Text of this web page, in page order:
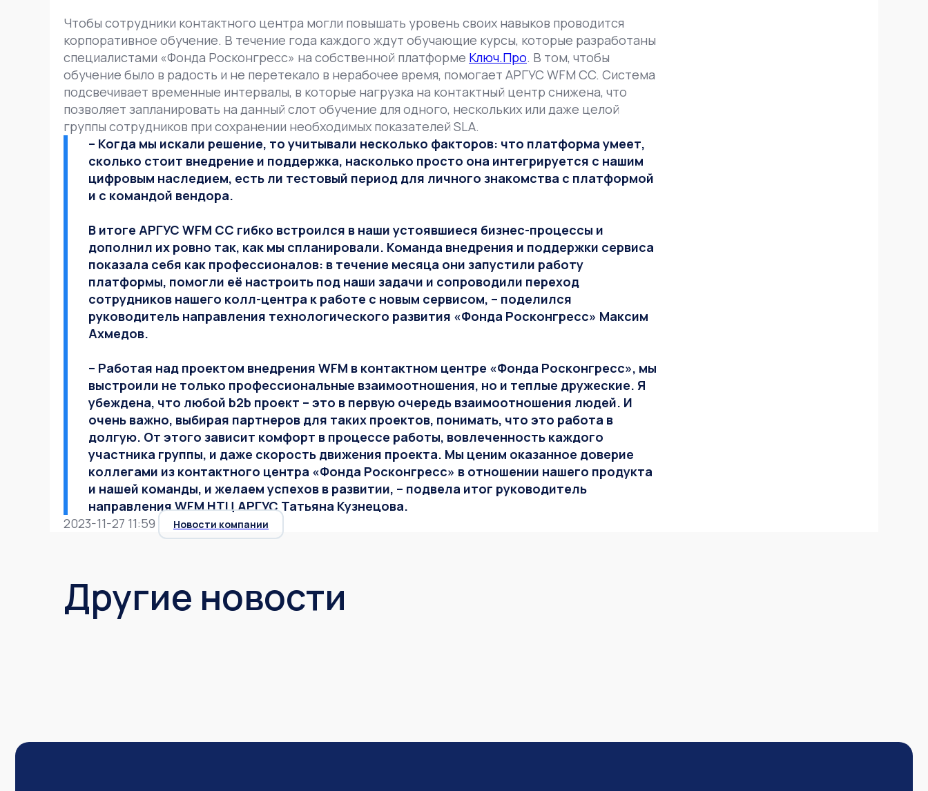
Чтобы сотрудники контактного центра могли повышать уровень своих навыков проводится
корпоративное обучение. В течение года каждого ждут обучающие курсы, которые разработаны
специалистами «Фонда Росконгресс» на собственной платформе Ключ.Про. В том, чтобы
обучение было в радость и не перетекало в нерабочее время, помогает АРГУС WFM CC. Система
подсвечивает временные интервалы, в которые нагрузка на контактный центр снижена, что
позволяет запланировать на данный слот обучение для одного, нескольких или даже целой
группы сотрудников при сохранении необходимых показателей SLA.
– Когда мы искали решение, то учитывали несколько факторов: что платформа умеет,
сколько стоит внедрение и поддержка, насколько просто она интегрируется с нашим
цифровым наследием, есть ли тестовый период для личного знакомства с платформой
и с командой вендора.
В итоге АРГУС WFM CC гибко встроился в наши устоявшиеся бизнес-процессы и
дополнил их ровно так, как мы спланировали. Команда внедрения и поддержки сервиса
показала себя как профессионалов: в течение месяца они запустили работу
платформы, помогли её настроить под наши задачи и сопроводили переход
сотрудников нашего колл-центра к работе с новым сервисом, – поделился
руководитель направления технологического развития «Фонда Росконгресс» Максим
Ахмедов.
– Работая над проектом внедрения WFM в контактном центре «Фонда Росконгресс», мы
выстроили не только профессиональные взаимоотношения, но и теплые дружеские. Я
убеждена, что любой b2b проект – это в первую очередь взаимоотношения людей. И
очень важно, выбирая партнеров для таких проектов, понимать, что это работа в
долгую. От этого зависит комфорт в процессе работы, вовлеченность каждого
участника группы, и даже скорость движения проекта. Мы ценим оказанное доверие
коллегами из контактного центра «Фонда Росконгресс» в отношении нашего продукта
и нашей команды, и желаем успехов в развитии, – подвела итог руководитель
направления WFM НТЦ АРГУС Татьяна Кузнецова.
2023-11-27 11:59
Новости компании
Другие новости